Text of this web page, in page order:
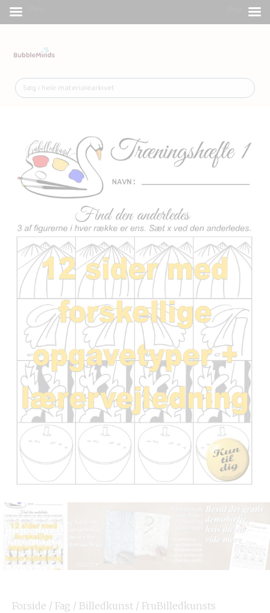
Forside / Fag / Billedkunst / FruBilledkunsts